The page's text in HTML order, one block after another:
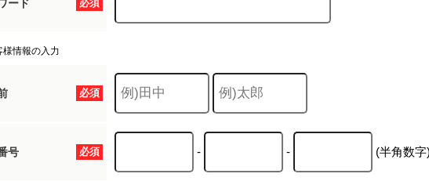
必須
ード
様情報の入力
必須
必須
号 - - (半角数字)